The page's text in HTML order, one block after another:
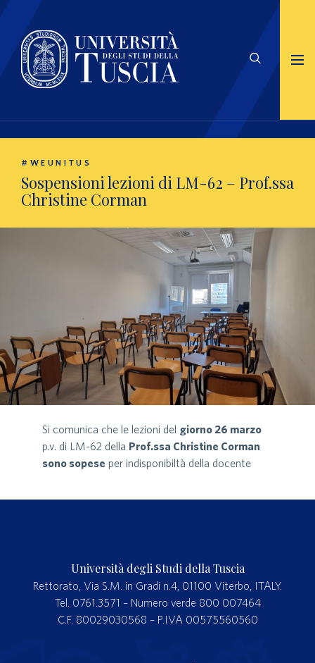
#WEUNITUS
Sospensioni lezioni di LM-62 – Prof.ssa
Christine Corman
Si comunica che le lezioni del giorno 26 marzo
p.v. di LM-62 della Prof.ssa Christine Corman
sono sopese per indisponibiltà della docente
Università degli Studi della Tuscia
Rettorato, Via S.M. in Gradi n.4, 01100 Viterbo, ITALY.
Tel. 0761.3571 – Numero verde 800 007464
C.F. 80029030568 – P.IVA 00575560560